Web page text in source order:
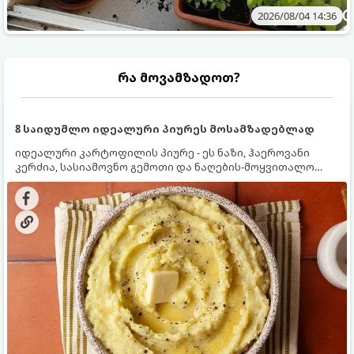
2026/08/04 14:36
რა მოვამზადოთ?
8 საიდუმლო იდეალური პიურეს მოსამზადებლად
იდეალური კარტოფილის პიურე - ეს ნაზი, ჰაეროვანი
კერძია, სასიამოვნო გემოთი და ნაღების-მოყვითალო
ფერით. მისი მომზადება ძალიან მარტივია, მაგრამ
არსებობს რამდენიმე საიდუმლო, რომლებიც უნდა
იცოდეთ, რომ პიურე იდეალურად გემრიელი გამოვიდეს.